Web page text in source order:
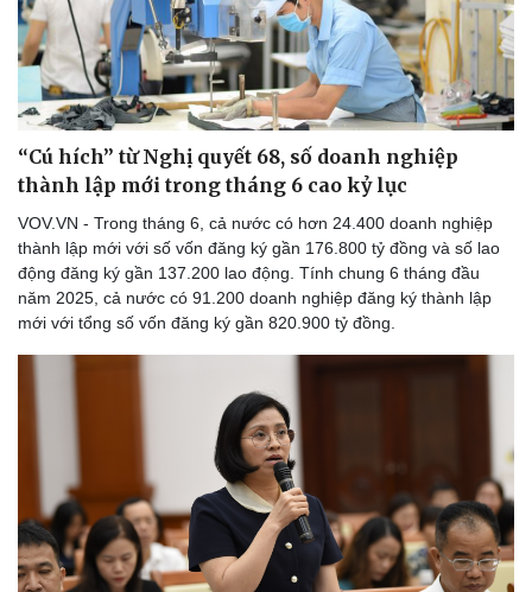
“Cú hích” từ Nghị quyết 68, số doanh nghiệp
thành lập mới trong tháng 6 cao kỷ lục
VOV.VN - Trong tháng 6, cả nước có hơn 24.400 doanh nghiệp
thành lập mới với số vốn đăng ký gần 176.800 tỷ đồng và số lao
động đăng ký gần 137.200 lao động. Tính chung 6 tháng đầu
năm 2025, cả nước có 91.200 doanh nghiệp đăng ký thành lập
mới với tổng số vốn đăng ký gần 820.900 tỷ đồng.